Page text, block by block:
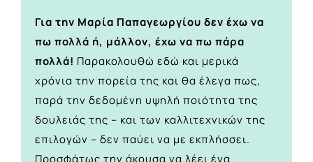
Για την Μαρία Παπαγεωργίου δεν έχω να
πω πολλά ή, μάλλον, έχω να πω πάρα
πολλά! Παρακολουθώ εδώ και μερικά
χρόνια την πορεία της και θα έλεγα πως,
παρά την δεδομένη υψηλή ποιότητα της
δουλειάς της – και των καλλιτεχνικών της
επιλογών – δεν παύει να με εκπλήσσει.
Προσφάτως την άκουσα να λέει ένα